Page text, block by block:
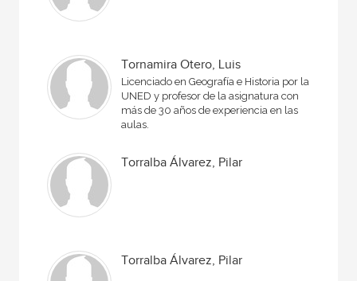
Tornamira Otero, Luis
Licenciado en Geografía e Historia por la
UNED y profesor de la asignatura con
más de 30 años de experiencia en las
aulas.
Torralba Álvarez, Pilar
Torralba Álvarez, Pilar